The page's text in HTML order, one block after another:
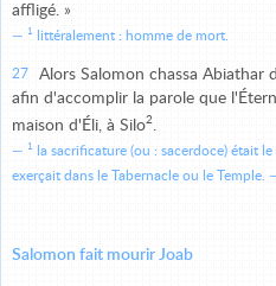
affligé. »
1 littéralement : homme de mort.
27 Alors Salomon chassa Abiathar
afin d'accomplir la parole que
maison d'Éli, à Silo2.
1
la sacrificature (ou : sacerdoce) était
exerçait dans le Tabernacle ou le Temple.
Salomon fait mourir Joab